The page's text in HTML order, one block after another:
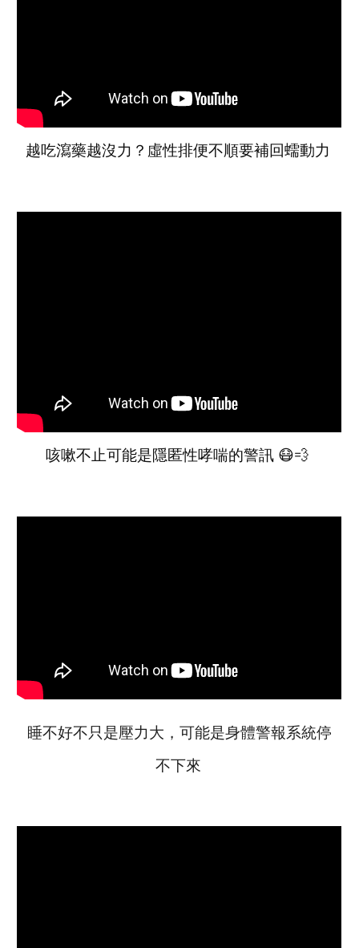
越吃瀉藥越沒力？虛性排便不順要補回蠕動力
咳嗽不止可能是隱匿性哮喘的警訊 😷💨
睡不好不只是壓力大，可能是身體警報系統停
不下來